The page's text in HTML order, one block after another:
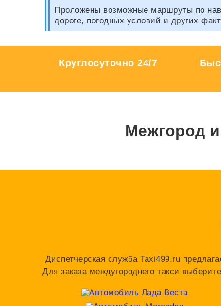
Проложены возможные маршруты по
дороге, погодных условий и других
Круглосуточно 24/7
Межгород
Диспетчерская служба Taxi499.ru
Для заказа междугороднего такси